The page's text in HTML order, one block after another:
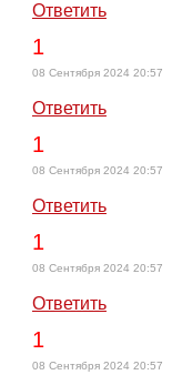
Ответить
1
08 Сентября 2024 20:57
Ответить
1
08 Сентября 2024 20:57
Ответить
1
08 Сентября 2024 20:57
Ответить
1
08 Сентября 2024 20:57